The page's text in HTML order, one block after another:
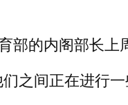
部的内阁部长上
之间正在进行